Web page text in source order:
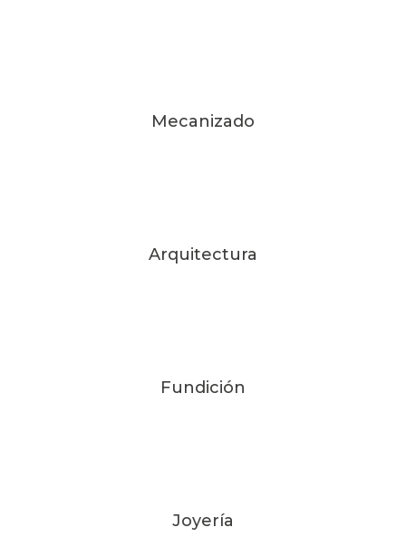
Mecanizado
Arquitectura
Fundición
Joyería